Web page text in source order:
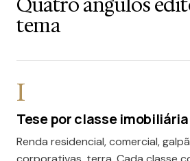
tema
I
Tese por classe imobiliária
Renda residencial, comercial,